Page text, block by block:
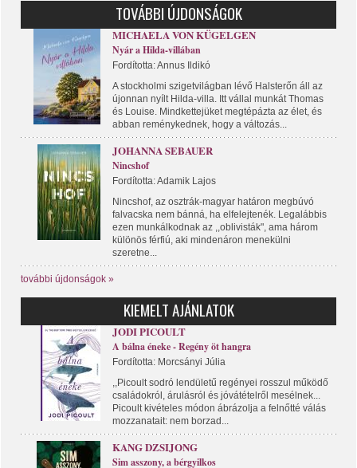
TOVÁBBI ÚJDONSÁGOK
MICHAELA VON KÜGELGEN
Nyár a Hilda-villában
Fordította: Annus Ildikó
A stockholmi szigetvilágban lévő Halsterőn áll az
újonnan nyílt Hilda-villa. Itt vállal munkát Thomas
és Louise. Mindkettejüket megtépázta az élet, és
abban reménykednek, hogy a változás...
JOHANNA SEBAUER
Nincshof
Fordította: Adamik Lajos
Nincshof, az osztrák-magyar határon megbúvó
falvacska nem bánná, ha elfelejtenék. Legalábbis
ezen munkálkodnak az ,,oblivisták", ama három
különös férfiú, aki mindenáron menekülni
szeretne...
további újdonságok »
KIEMELT AJÁNLATOK
JODI PICOULT
A bálna éneke - Regény öt hangra
Fordította: Morcsányi Júlia
,,Picoult sodró lendületű regényei rosszul működő
családokról, árulásról és jóvátételről mesélnek...
Picoult kivételes módon ábrázolja a felnőtté válás
mozzanatait: nem borzad...
KANG DZSIJONG
Sim asszony, a bérgyilkos